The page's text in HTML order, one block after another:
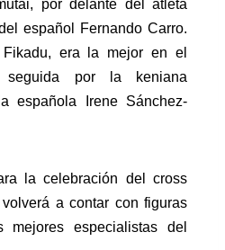
por delante del atleta
español Fernando Carro.
era la mejor en el
seguida por la keniana
española Irene Sánchez-
la celebración del cross
a contar con figuras
mejores especialistas del